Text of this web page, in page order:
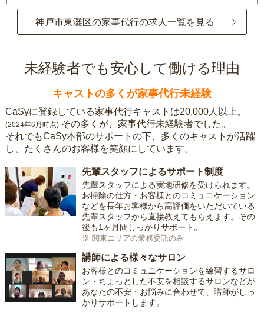
神戸市東灘区の家事代行の求人一覧を見る
未経験者でも安心して働ける理由
キャストの多くが家事代行未経験
CaSyに登録している家事代行キャストは20,000人以上。
(2024年6月時点) その多くが、家事代行未経験者でした。
それでもCaSy本部のサポートの下、多くのキャストが活躍
し、たくさんのお客様を笑顔にしています。
先輩スタッフによるサポート制度
先輩スタッフによる実地研修を受けられます。
お掃除の仕方・お客様とのコミュニケーション
などを長年お客様から高評価をいただいている
先輩スタッフから直接教えてもらえます。その
後も1ヶ月間しっかりサポート。
※ 関東エリアの業務委託のみ
講師による様々なサロン
お客様とのコミュニケーションを練習するサロ
ン・ちょっとした不安を相談するサロンなどが
あなたの不安・お悩みに合わせて、講師がしっ
かりサポートします。